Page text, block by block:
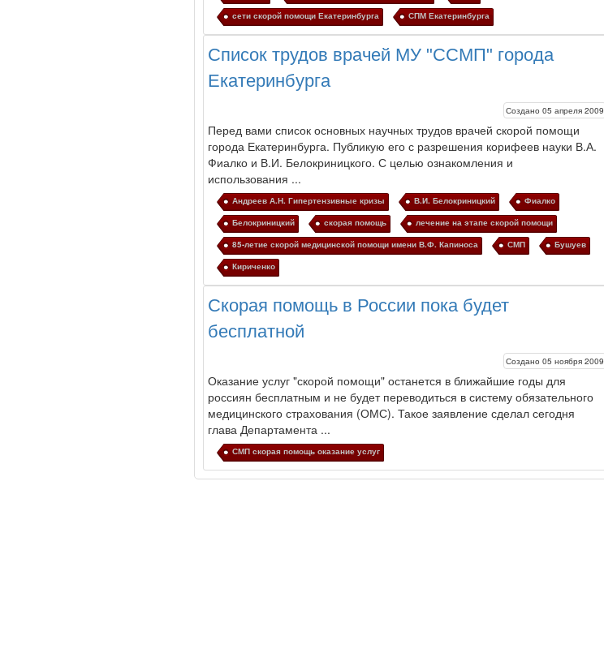
сети скорой помощи Екатеринбурга
СПМ Екатеринбурга
Список трудов врачей МУ "ССМП" города
Екатеринбурга
Создано 05 апреля 2009
Перед вами список основных научных трудов врачей скорой помощи
города Екатеринбурга. Публикую его с разрешения корифеев науки В.А.
Фиалко и В.И. Белокриницкого. С целью ознакомления и
использования ...
Андреев А.Н. Гипертензивные кризы В.И. Белокриницкий
Фиалко
Белокриницкий
скорая помощь
лечение на этапе скорой помощи
85-летие скорой медицинской помощи имени В.Ф. Капиноса
СМП
Бушуев
Кириченко
Скорая помощь в России пока будет
бесплатной
Создано 05 ноября 2009
Оказание услуг "скорой помощи" останется в ближайшие годы для
россиян бесплатным и не будет переводиться в систему обязательного
медицинского страхования (ОМС). Такое заявление сделал сегодня
глава Департамента ...
СМП скорая помощь оказание услуг